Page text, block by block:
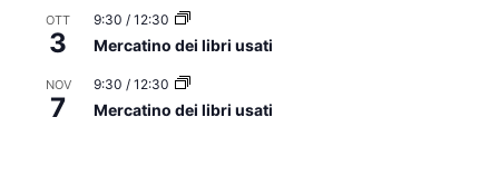
OTT
3
9:30 / 12:30
Mercatino dei libri usati
NOV
7
9:30 / 12:30
Mercatino dei libri usati